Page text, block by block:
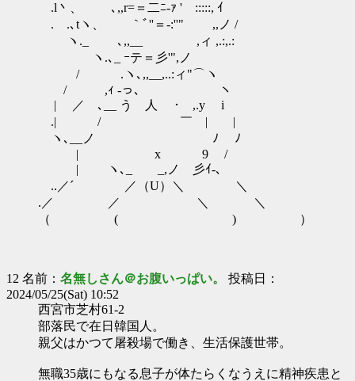
.l丶、 ､,,r=＝二ﾆ-ｧ ' :::::, ｲ
.ゝ.､tヽ、 ｀ﾞ''＝‐:''" ,,ノ /
ヽ._ ゝ ､,,__ ,ィ ,.:,.:
ヽ.､_ ｰテ＝彡'",ノ
/ .ヽ､,,__,..:ィ"⌒ヽ
/ ,ｨ -っ､ ヽ
| ／ ､__ う 人 ･ ,.y i
.| / ￣ | |
ヽ､__ノ ﾉ ﾉ
| x 9 /
| ヽ､_ _,ノ 彡ｲ‐､
..／´ ／（U）＼ ＼
.／ ／ ＼ ＼
（ ( ) ）
12 名前： 名無しさん＠お腹いっぱい。 投稿日：
2024/05/25(Sat) 10:52
西宮市芝村61-2
部落民で在日韓国人。
親父はかつて屠殺場で働き、生活保護世帯。
無職35歳にもなる息子が体たらくなうえに精神疾患と